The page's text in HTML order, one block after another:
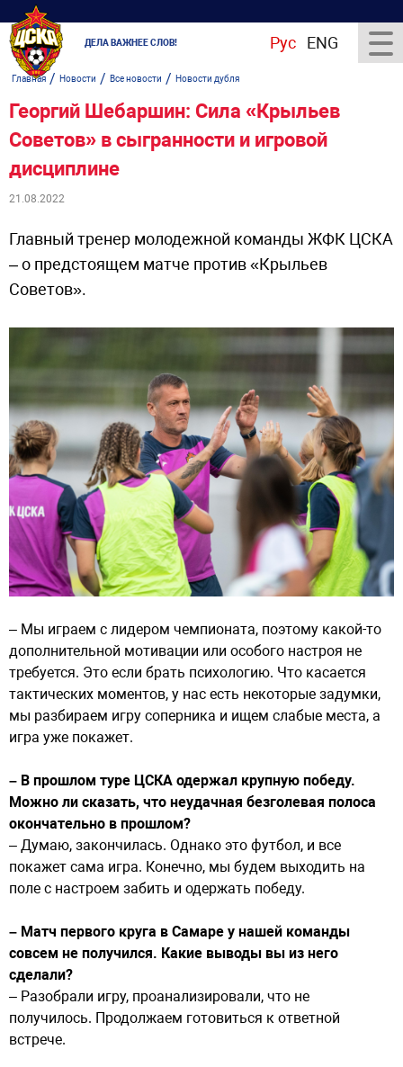
ДЕЛА ВАЖНЕЕ СЛОВ! Рус ENG
Главная/ Новости / Все новости / Новости дубля
Георгий Шебаршин: Сила «Крыльев
Советов» в сыгранности и игровой
дисциплине
21.08.2022
Главный тренер молодежной команды ЖФК ЦСКА
– о предстоящем матче против «Крыльев
Советов».
– Мы играем с лидером чемпионата, поэтому какой-то
дополнительной мотивации или особого настроя не
требуется. Это если брать психологию. Что касается
тактических моментов, у нас есть некоторые задумки,
мы разбираем игру соперника и ищем слабые места, а
игра уже покажет.
– В прошлом туре ЦСКА одержал крупную победу.
Можно ли сказать, что неудачная безголевая полоса
окончательно в прошлом?
– Думаю, закончилась. Однако это футбол, и все
покажет сама игра. Конечно, мы будем выходить на
поле с настроем забить и одержать победу.
– Матч первого круга в Самаре у нашей команды
совсем не получился. Какие выводы вы из него
сделали?
– Разобрали игру, проанализировали, что не
получилось. Продолжаем готовиться к ответной
встрече.